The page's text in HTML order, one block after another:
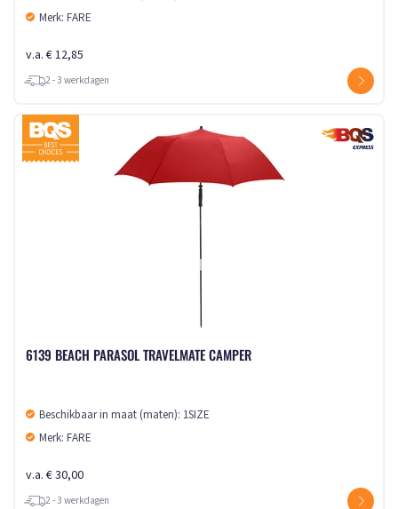
Merk: FARE
v.a. € 12,85
2 - 3 werkdagen
6139 BEACH PARASOL TRAVELMATE CAMPER
Beschikbaar in maat (maten): 1SIZE
Merk: FARE
v.a. € 30,00
2 - 3 werkdagen